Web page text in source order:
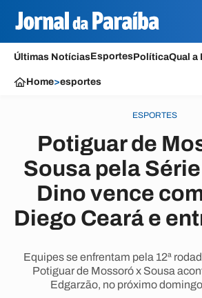
Últimas NotíciasEsportesPolíticaQual a
Home>esportes
ESPORTES
Potiguar de
Sousa pela
Dino vence
Diego Ceará e
Equipes se enfrentam pela 12ª
Potiguar de Mossoró x Sousa
Edgarzão, no próximo